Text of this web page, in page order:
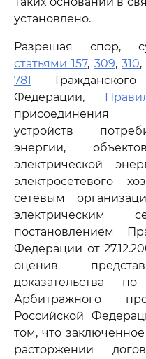
установлено.
Разрешая спор,
статьями 157, 309,310,
781
Федерации,
присоединения
устройств
энергии,
электрической
электросетевого
сетевым
электрическим
постановлением
Федерации от
оценив
доказательства
Арбитражного
Российской
том, что
расторжении